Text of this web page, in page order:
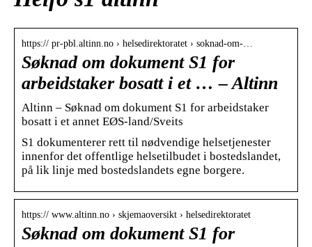
https:// pr-pbl.altinn.no › helsedirektoratet › soknad-om-…
Søknad om dokument S1 for
arbeidstaker bosatt i et … – Altinn
Altinn – Søknad om dokument S1 for arbeidstaker
bosatt i et annet EØS-land/Sveits
S1 dokumenterer rett til nødvendige helsetjenester
innenfor det offentlige helsetilbudet i bostedslandet,
på lik linje med bostedslandets egne borgere.
https:// www.altinn.no › skjemaoversikt › helsedirektoratet
Søknad om dokument S1 for